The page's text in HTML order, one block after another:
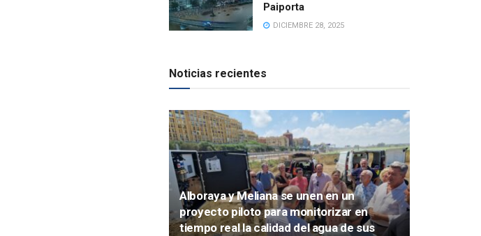
Paiporta
DICIEMBRE 28, 2025
Noticias recientes
Alboraya y Meliana se unen en un
proyecto piloto para monitorizar en
tiempo real la calidad del agua de sus